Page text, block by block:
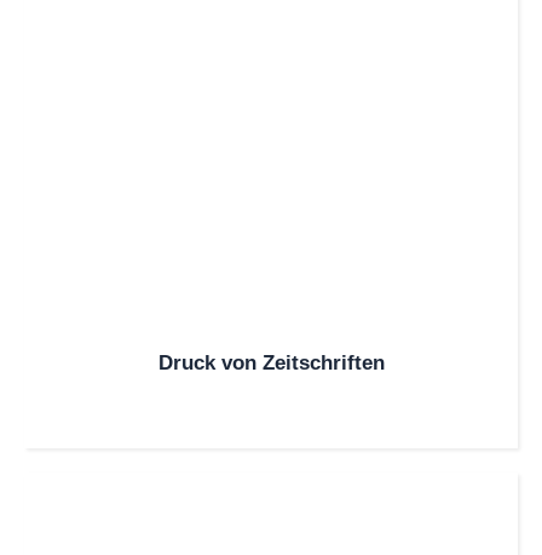
Druck von Zeitschriften